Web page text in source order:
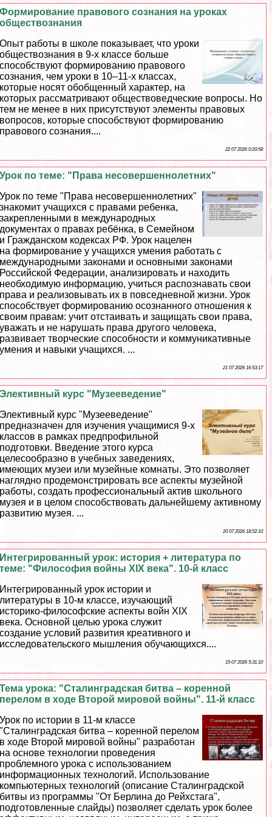
Формирование правового сознания на уроках
обществознания
Опыт работы в школе показывает, что уроки
обществознания в 9-х классе больше
способствуют формированию правового
сознания, чем уроки в 10–11-х классах,
которые носят обобщенный хаpaктер, на
которых рассматривают обществоведческие вопросы. Но
тем не менее в них присутствуют элементы правовых
вопросов, которые способствуют формированию
правового сознания....
22 07 2026 0:20:58
Урок по теме: "Права несовершеннолетних"
Урок по теме "Права несовершеннолетних"
знакомит учащихся с правами ребенка,
закрепленными в международных
документах о правах ребёнка, в Семейном
и Гражданском кодексах РФ. Урок нацелен
на формирование у учащихся умения работать с
международными законами и основными законами
Российской Федерации, анализировать и находить
необходимую информацию, учиться распознавать свои
права и реализовывать их в повседневной жизни. Урок
способствует формированию осознанного отношения к
своим правам: учит отстаивать и защищать свои права,
уважать и не нарушать права другого человека,
развивает творческие способности и коммуникативные
умения и навыки учащихся. ...
21 07 2026 16:53:17
Элективный курс "Музееведение"
Элективный курс "Музееведение"
предназначен для изучения учащимися 9-х
классов в рамках предпрофильной
подготовки. Введение этого курса
целесообразно в учебных заведениях,
имеющих музеи или музейные комнаты. Это позволяет
наглядно продемонстрировать все аспекты музейной
работы, создать профессиональный актив школьного
музея и в целом способствовать дальнейшему активному
развитию музея. ...
20 07 2026 18:52:10
Интегрированный урок: история + литература по
теме: "Философия войны XIX века". 10-й класс
Интегрированный урок истории и
литературы в 10-м классе, изучающий
историко-философские аспекты войн XIX
века. Основной целью урока служит
создание условий развития креативного и
исследовательского мышления обучающихся....
19 07 2026 5:31:10
Тема урока: "Сталинградская битва – коренной
перелом в ходе Второй мировой войны". 11-й класс
Урок по истории в 11-м классе
"Сталинградская битва – коренной перелом
в ходе Второй мировой войны" разработан
на основе технологии проведения
проблемного урока с использованием
информационных технологий. Использование
компьютерных технологий (описание Сталинградской
битвы из программы "От Берлина до Рейхстага",
подготовленные слайды) позволяет сделать урок более